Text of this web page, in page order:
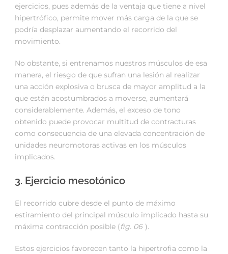
ejercicios, pues además de la ventaja que tiene a nivel
hipertrófico, permite mover más carga de la que se
podría desplazar aumentando el recorrido del
movimiento.
No obstante, si entrenamos nuestros músculos de esa
manera, el riesgo de que sufran una lesión al realizar
una acción explosiva o brusca de mayor amplitud a la
que están acostumbrados a moverse, aumentará
considerablemente. Además, el exceso de tono
obtenido puede provocar multitud de contracturas
como consecuencia de una elevada concentración de
unidades neuromotoras activas en los músculos
implicados.
3. Ejercicio mesotónico
El recorrido cubre desde el punto de máximo
estiramiento del principal músculo implicado hasta su
máxima contracción posible (fig. 06 ).
Estos ejercicios favorecen tanto la hipertrofia como la